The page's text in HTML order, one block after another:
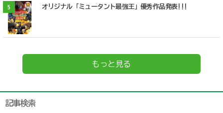
5 オリジナル「ミュータント最強王」優秀作品発表!!!
もっと見る
記事検索